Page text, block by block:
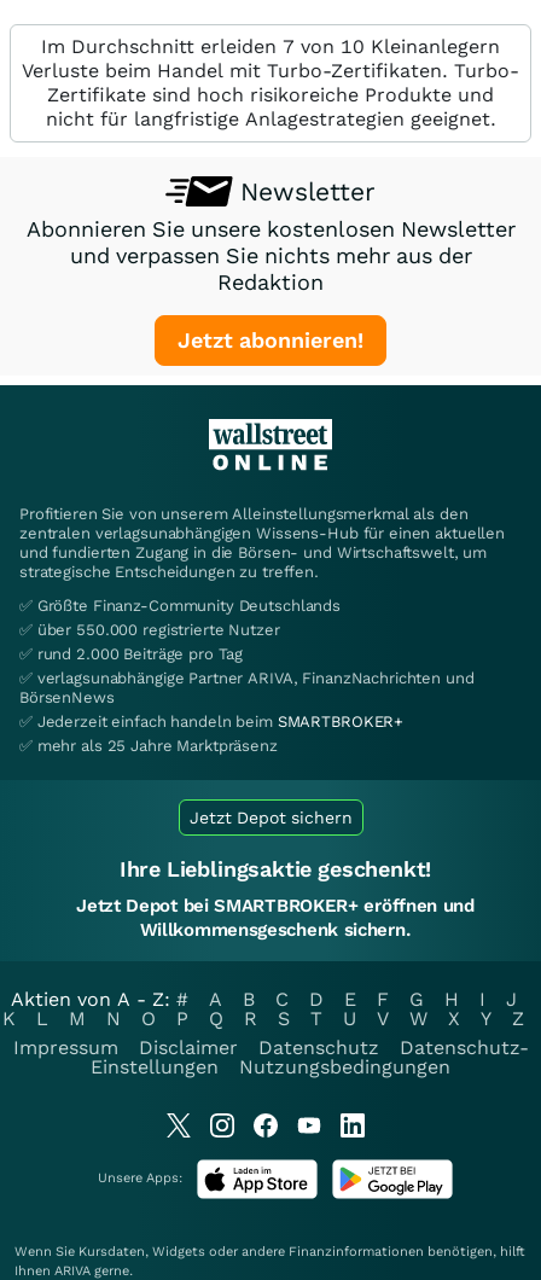
Im Durchschnitt erleiden 7 von 10 Kleinanlegern
Verluste beim Handel mit Turbo-Zertifikaten. Turbo-
Zertifikate sind hoch risikoreiche Produkte und
nicht für langfristige Anlagestrategien geeignet.
Newsletter
Abonnieren Sie unsere kostenlosen Newsletter
und verpassen Sie nichts mehr aus der
Redaktion
Jetzt abonnieren!
Profitieren Sie von unserem Alleinstellungsmerkmal als den
zentralen verlagsunabhängigen Wissens-Hub für einen aktuellen
und fundierten Zugang in die Börsen- und Wirtschaftswelt, um
strategische Entscheidungen zu treffen.
✅ Größte Finanz-Community Deutschlands
✅ über 550.000 registrierte Nutzer
✅ rund 2.000 Beiträge pro Tag
✅ verlagsunabhängige Partner ARIVA, FinanzNachrichten und
BörsenNews
✅ Jederzeit einfach handeln beim SMARTBROKER+
✅ mehr als 25 Jahre Marktpräsenz
Jetzt Depot sichern
Ihre Lieblingsaktie geschenkt!
Jetzt Depot bei SMARTBROKER+ eröffnen und
Willkommensgeschenk sichern.
Aktien von A - Z: # A B C D E F G H I
J
K
L M N O P Q R S T U V W X Y
Z
Impressum
Disclaimer Datenschutz
Datenschutz-
Einstellungen
Nutzungsbedingungen
Unsere Apps:
Wenn Sie Kursdaten, Widgets oder andere Finanzinformationen benötigen, hilft
Ihnen ARIVA gerne.